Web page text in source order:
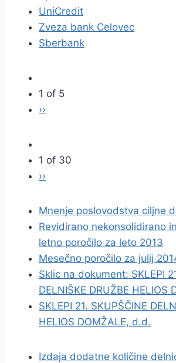
UniCredit
Zveza bank Celovec
Sberbank
1 of 5
››
1 of 30
››
Mnenje poslovodstva ciljne
Revidirano nekonsolidirano
letno poročilo za leto 2013
Mesečno poročilo za julij
Sklic na dokument: SKLEPI
DELNIŠKE DRUŽBE HELIOS
SKLEPI 21. SKUPŠČINE
HELIOS DOMŽALE, d.d.
Izdaja dodatne količine